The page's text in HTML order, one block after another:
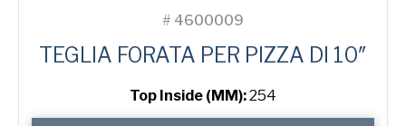
# 4600009
TEGLIA FORATA PER PIZZA DI 10″
Top Inside (MM):254